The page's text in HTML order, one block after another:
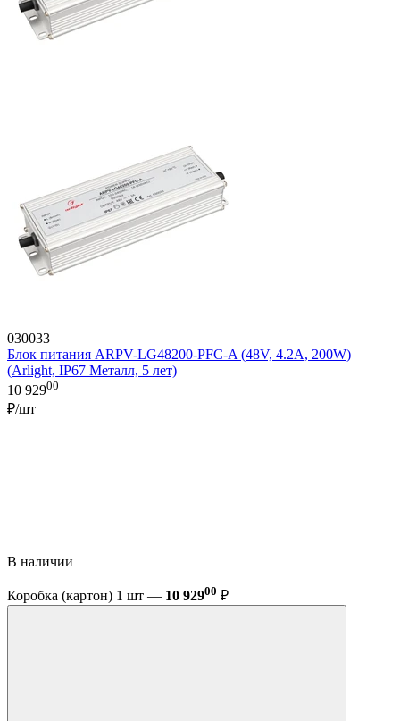
030033
Блок питания ARPV-LG48200-PFC-A (48V, 4.2A, 200W)
(Arlight, IP67 Металл, 5 лет)
10 92900
₽/шт
В наличии
Коробка (картон) 1 шт — 10 92900 ₽